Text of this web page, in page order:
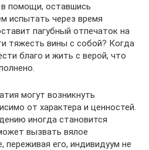
в помощи, оставшись
испытать через время
пагубный отпечаток на
тяжесть вины с собой? Когда
благо и жить с верой, что
могут возникнуть
от характера и ценностей.
иногда становится
вызвать вялое
переживая его, индивидуум не